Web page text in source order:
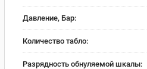
Давление, Бар:
Количество табло:
Разрядность обнуляемой шкалы: